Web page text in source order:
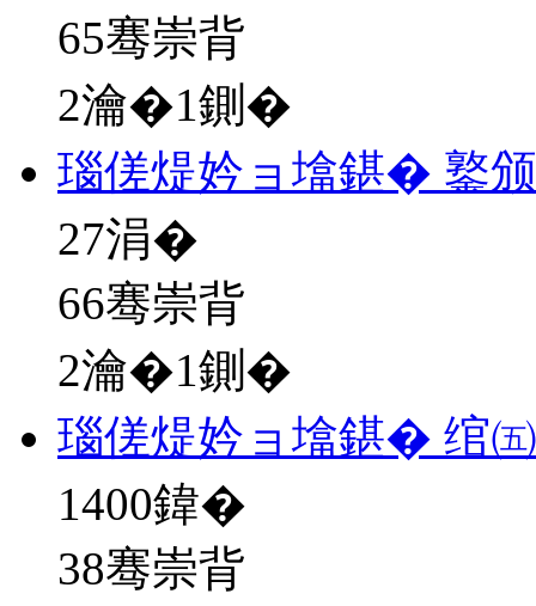
65骞崇背
2瀹�1鍘�
瑙傞煶妗ョ墖鍖� 鐜
27涓�
66骞崇背
2瀹�1鍘�
瑙傞煶妗ョ墖鍖� 绾
1400鍏�
38骞崇背